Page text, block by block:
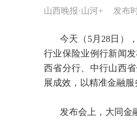
山西晚报·山河+ 发布
今天（5月28日）
行业保险业例行新闻
西省分行、中行山西
展成效，以精准金融服
发布会上，大同金